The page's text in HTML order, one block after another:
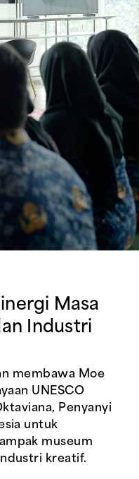
Masa
Industri
membawa Moe
UNESCO
Penyanyi
untuk
museum
kreatif.